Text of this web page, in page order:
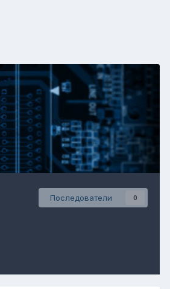
Последователи 0